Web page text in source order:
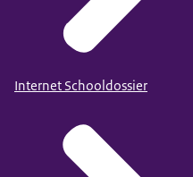
Internet Schooldossier